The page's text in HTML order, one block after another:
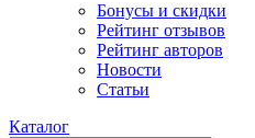
Бонусы и скидки
Рейтинг отзывов
Рейтинг авторов
Новости
Статьи
Каталог